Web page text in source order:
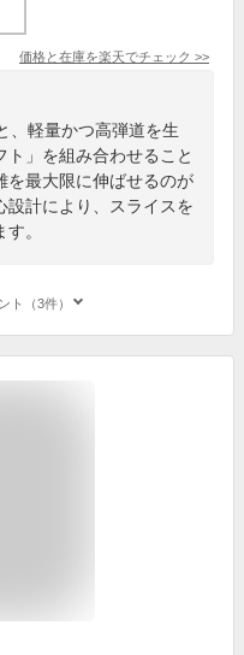
価格と在庫を楽天でチェック >>
、軽量かつ高弾道を生
」を組み合わせること
を最大限に伸ばせるのが
設計により、スライスを
。
ト（3件）